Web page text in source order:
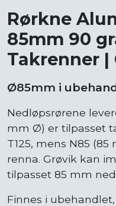
Rørkne
85mm 90
Takrenner |
Ø85mm i
Nedløpsrørene
mm Ø) er tilpasset
T125, mens N85
renna. Grøvik kan
tilpasset 85 mm
Finnes i